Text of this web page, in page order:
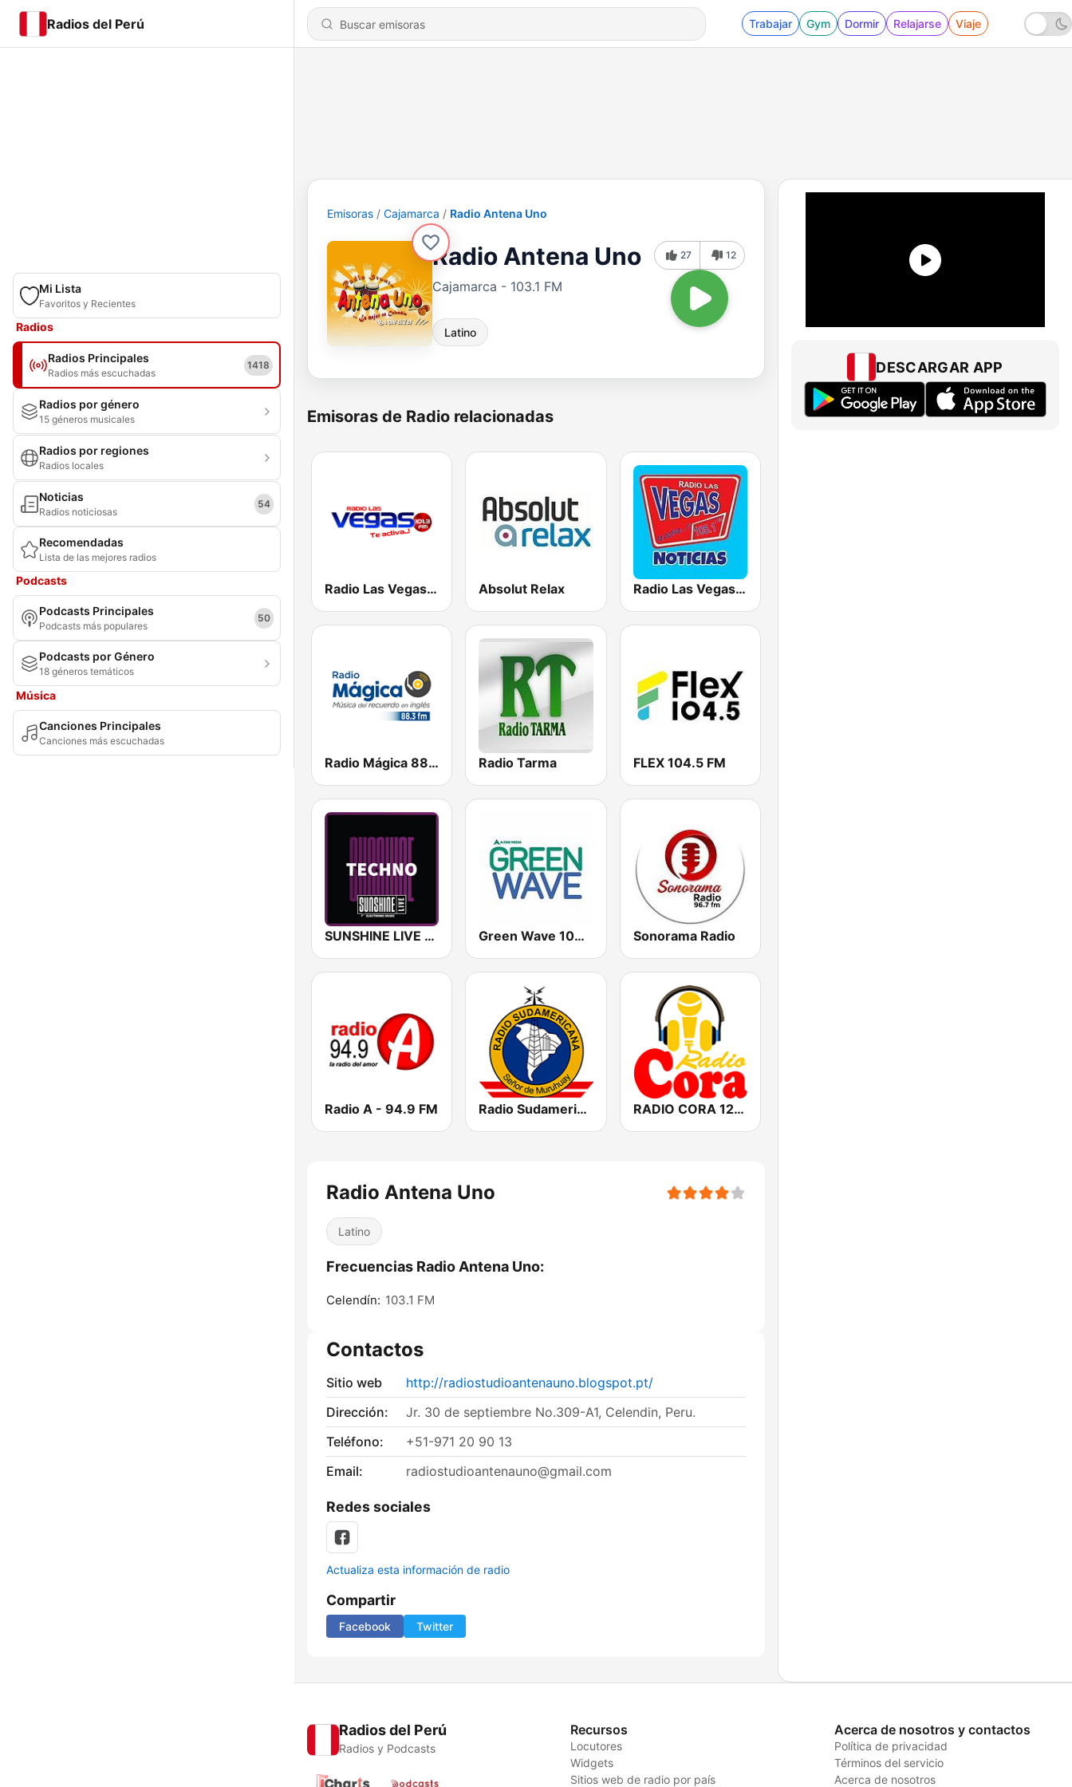
Radios del Perú Trabajar Gym Dormir Relajarse Viaje
Mi Lista
Favoritos y Recientes
Radios
Radios Principales
Radios más escuchadas
1418
Radios por género
15 géneros musicales
Radios por regiones
Radios locales
Noticias
Radios noticiosas
54
Recomendadas
Lista de las mejores radios
Podcasts
Podcasts Principales
Podcasts más populares
50
Podcasts por Género
18 géneros temáticos
Música
Canciones Principales
Canciones más escuchadas
Emisoras Cajamarca Radio Antena Uno
Radio Antena Uno
Cajamarca - 103.1 FM
Latino
27 12
Emisoras de Radio relacionadas
Radio Las Vegas Cusco Absolut Relax Radio Las Vegas 105.1 FM
Radio Mágica 88.3 FM Radio Tarma FLEX 104.5 FM
SUNSHINE LIVE - Techno Green Wave 106.5 FM Sonorama Radio
Radio A - 94.9 FM Radio Sudamericana Tarma RADIO CORA 1250 AM
Radio Antena Uno
Latino
Frecuencias Radio Antena Uno:
Celendín: 103.1 FM
Contactos
Sitio web
http://radiostudioantenauno.blogspot.pt/
Dirección:
Jr. 30 de septiembre No.309-A1, Celendin, Peru.
Teléfono:
+51-971 20 90 13
Email:
radiostudioantenauno@gmail.com
Redes sociales
Actualiza esta información de radio
Compartir
Facebook Twitter
DESCARGAR APP
Radios del Perú
Radios y Podcasts
Recursos
Locutores
Widgets
Sitios web de radio por país
Acerca de nosotros y contactos
Política de privacidad
Términos del servicio
Acerca de nosotros